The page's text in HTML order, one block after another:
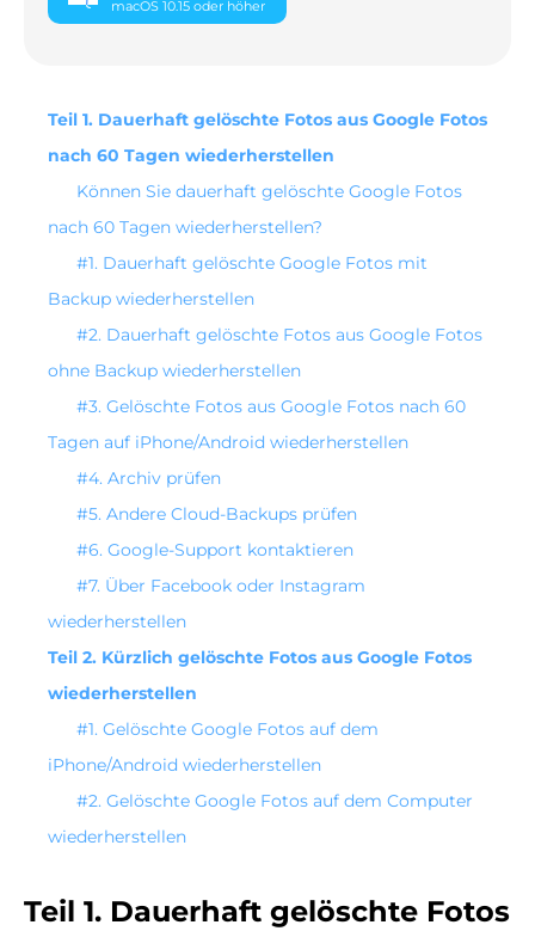
macOS 10.15 oder höher
Teil 1. Dauerhaft gelöschte Fotos aus Google Fotos
nach 60 Tagen wiederherstellen
Können Sie dauerhaft gelöschte Google Fotos
nach 60 Tagen wiederherstellen?
#1. Dauerhaft gelöschte Google Fotos mit
Backup wiederherstellen
#2. Dauerhaft gelöschte Fotos aus Google Fotos
ohne Backup wiederherstellen
#3. Gelöschte Fotos aus Google Fotos nach 60
Tagen auf iPhone/Android wiederherstellen
#4. Archiv prüfen
#5. Andere Cloud-Backups prüfen
#6. Google-Support kontaktieren
#7. Über Facebook oder Instagram
wiederherstellen
Teil 2. Kürzlich gelöschte Fotos aus Google Fotos
wiederherstellen
#1. Gelöschte Google Fotos auf dem
iPhone/Android wiederherstellen
#2. Gelöschte Google Fotos auf dem Computer
wiederherstellen
Teil 1. Dauerhaft gelöschte Fotos